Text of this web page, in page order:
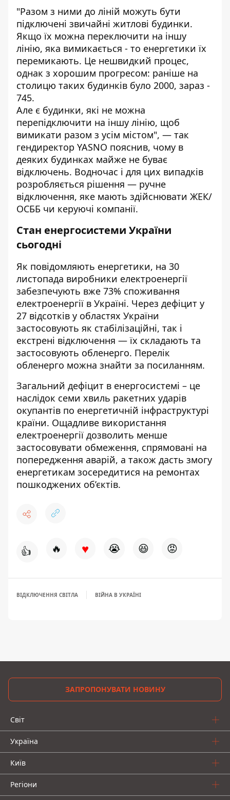
"Разом з ними до ліній можуть бути
підключені звичайні житлові будинки.
Якщо їх можна переключити на іншу
лінію, яка вимикається - то енергетики їх
перемикають. Це нешвидкий процес,
однак з хорошим прогресом: раніше на
столицю таких будинків було 2000, зараз -
745.
Але є будинки, які не можна
перепідключити на іншу лінію, щоб
вимикати разом з усім містом", — так
гендиректор YASNO пояснив, чому в
деяких будинках майже не буває
відключень. Водночас і для цих випадків
розробляється рішення — ручне
відключення, яке мають здійснювати ЖЕК/
ОСББ чи керуючі компанії.
Стан енергосистеми України
сьогодні
Як повідомляють енергетики, на 30
листопада виробники електроенергії
забезпечують вже 73% споживання
електроенергії в Україні. Через дефіцит у
27 відсотків у областях України
застосовують як стабілізаційні, так і
екстрені відключення — їх складають та
застосовують обленерго. Перелік
обленерго можна знайти за посиланням.
Загальний дефіцит в енергосистемі – це
наслідок семи хвиль ракетних ударів
окупантів по енергетичній інфраструктурі
країни. Ощадливе використання
електроенергії дозволить менше
застосовувати обмеження, спрямовані на
попередження аварій, а також дасть змогу
енергетикам зосередитися на ремонтах
пошкоджених об’єктів.
👍 🔥 ♥ 😭 😆 😡
ВІДКЛЮЧЕННЯ СВІТЛА ВІЙНА В УКРАЇНІ
ЗАПРОПОНУВАТИ НОВИНУ
Світ
Україна
Київ
Регіони